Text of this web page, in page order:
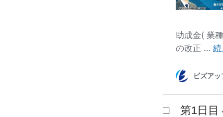
□ 第1日目